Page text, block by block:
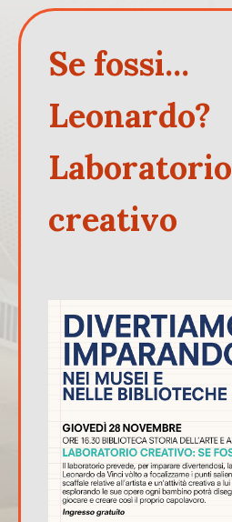
Se fossi...
Leonardo?
Laboratorio
creativo